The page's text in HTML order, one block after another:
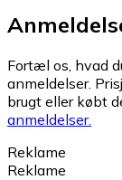
Fortæl os, hvad
anmeldelser.
brugt eller købt
anmeldelser.
Reklame
Reklame